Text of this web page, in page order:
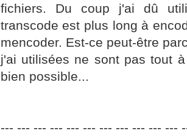
fichiers. Du coup j'ai dû
transcode est plus long à
mencoder. Est-ce peut-être
j'ai utilisées ne sont pas tout
bien possible...
--- --- --- --- --- --- --- --- --- --- ---